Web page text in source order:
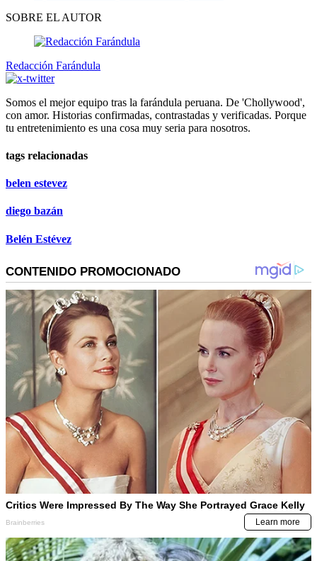
SOBRE EL AUTOR
Redacción Farándula
Somos el mejor equipo tras la farándula peruana. De 'Chollywood',
con amor. Historias confirmadas, contrastadas y verificadas. Porque
tu entretenimiento es una cosa muy seria para nosotros.
tags relacionadas
belen estevez
diego bazán
Belén Estévez